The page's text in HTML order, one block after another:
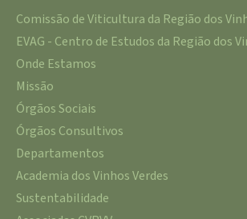
Comissão de Viticultura da Região dos
EVAG - Centro de Estudos da Região dos
Onde Estamos
Missão
Órgãos Sociais
Órgãos Consultivos
Departamentos
Academia dos Vinhos Verdes
Sustentabilidade